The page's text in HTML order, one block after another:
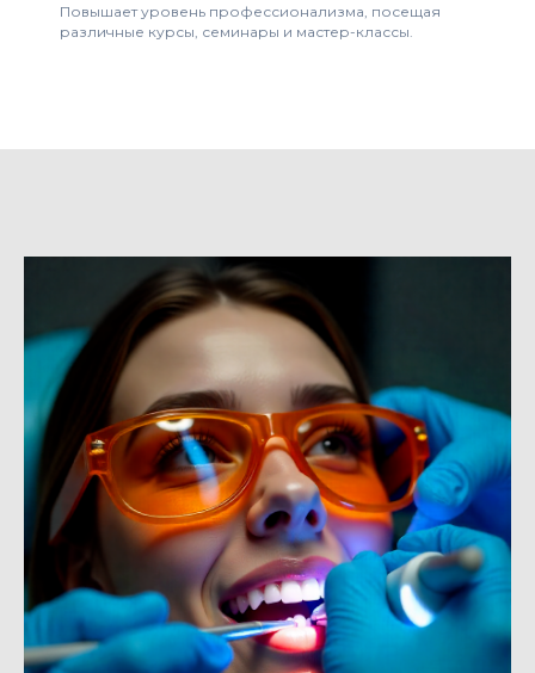
Повышает уровень профессионализма, посещая
различные курсы, семинары и мастер-классы.